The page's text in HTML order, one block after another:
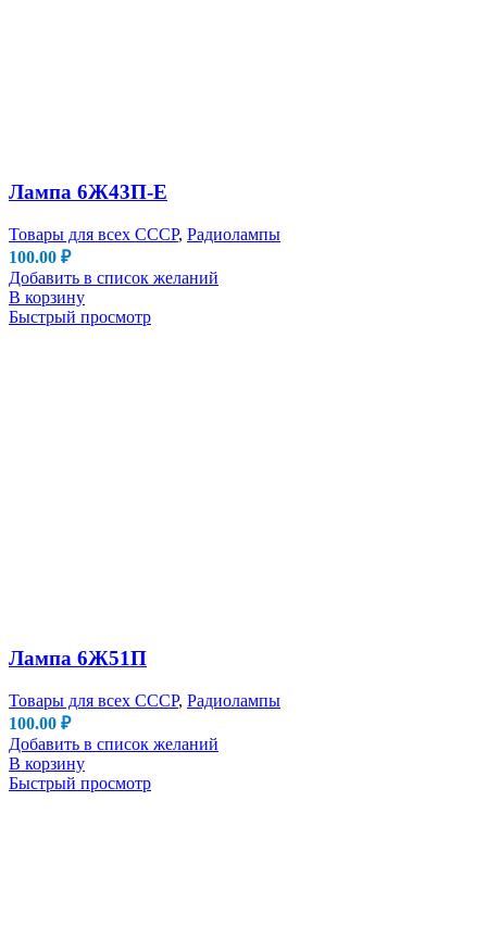
Лампа 6Ж43П-Е
Товары для всех СССР, Радиолампы
100.00 ₽
Добавить в список желаний
В корзину
Быстрый просмотр
Лампа 6Ж51П
Товары для всех СССР, Радиолампы
100.00 ₽
Добавить в список желаний
В корзину
Быстрый просмотр